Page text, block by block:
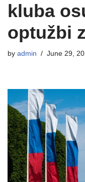
kluba
optužbi
by admin June 29,